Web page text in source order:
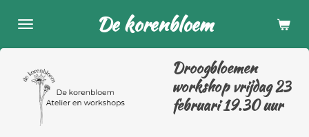
direct
naar
hoofdinhoud
De korenbloem
Droogbloemen
workshop vrijdag 23
februari 19.30 uur